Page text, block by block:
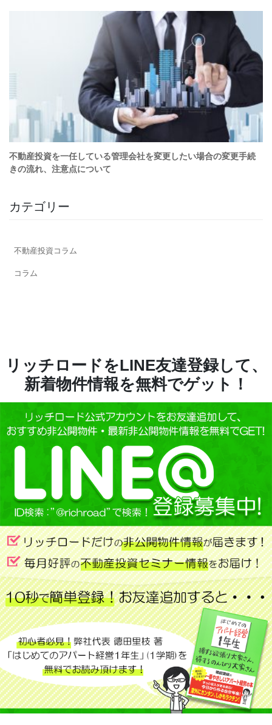
カテゴリー
不動産投資コラム
コラム
リッチロードをLINE友達登録して、
新着物件情報を無料でゲット！